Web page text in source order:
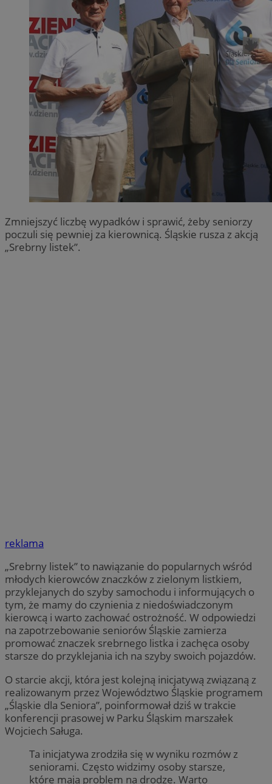
Zmniejszyć liczbę wypadków i sprawić, żeby seniorzy
poczuli się pewniej za kierownicą. Śląskie rusza z akcją
„Srebrny listek”.
reklama
„Srebrny listek” to nawiązanie do popularnych wśród
młodych kierowców znaczków z zielonym listkiem,
przyklejanych do szyby samochodu i informujących o
tym, że mamy do czynienia z niedoświadczonym
kierowcą i warto zachować ostrożność. W odpowiedzi
na zapotrzebowanie seniorów Śląskie zamierza
promować znaczek srebrnego listka i zachęca osoby
starsze do przyklejania ich na szyby swoich pojazdów.
O starcie akcji, która jest kolejną inicjatywą związaną z
realizowanym przez Województwo Śląskie programem
„Śląskie dla Seniora”, poinformował dziś w trakcie
konferencji prasowej w Parku Śląskim marszałek
Wojciech Saługa.
Ta inicjatywa zrodziła się w wyniku rozmów z
seniorami. Często widzimy osoby starsze,
które mają problem na drodze. Warto